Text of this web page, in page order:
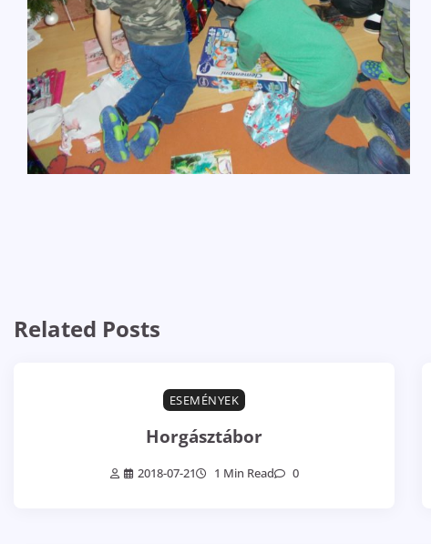
Related Posts
ESEMÉNYEK
Horgásztábor
2018-07-21 1 Min Read 0